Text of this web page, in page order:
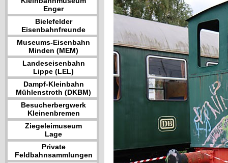
Enger
Bielefelder
Eisenbahnfreunde
Museums-Eisenbahn
Minden (MEM)
Landeseisenbahn
Lippe (LEL)
Dampf-Kleinbahn
Mühlenstroth (DKBM)
Besucherbergwerk
Kleinenbremen
Ziegeleimuseum
Lage
Private
Feldbahnsammlungen